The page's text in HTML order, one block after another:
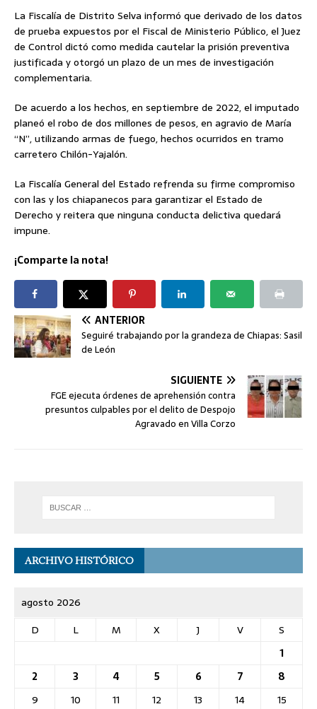
La Fiscalía de Distrito Selva informó que derivado de los datos
de prueba expuestos por el Fiscal de Ministerio Público, el Juez
de Control dictó como medida cautelar la prisión preventiva
justificada y otorgó un plazo de un mes de investigación
complementaria.
De acuerdo a los hechos, en septiembre de 2022, el imputado
planeó el robo de dos millones de pesos, en agravio de María
“N”, utilizando armas de fuego, hechos ocurridos en tramo
carretero Chilón-Yajalón.
La Fiscalía General del Estado refrenda su firme compromiso
con las y los chiapanecos para garantizar el Estado de
Derecho y reitera que ninguna conducta delictiva quedará
impune.
¡Comparte la nota!
ANTERIOR
Seguiré trabajando por la grandeza de Chiapas: Sasil
de León
SIGUIENTE
FGE ejecuta órdenes de aprehensión contra
presuntos culpables por el delito de Despojo
Agravado en Villa Corzo
ARCHIVO HISTÓRICO
agosto 2026
D
L M X J V
S
1
2
3 4 5 6 7
8
9
10 11 12 13 14
15